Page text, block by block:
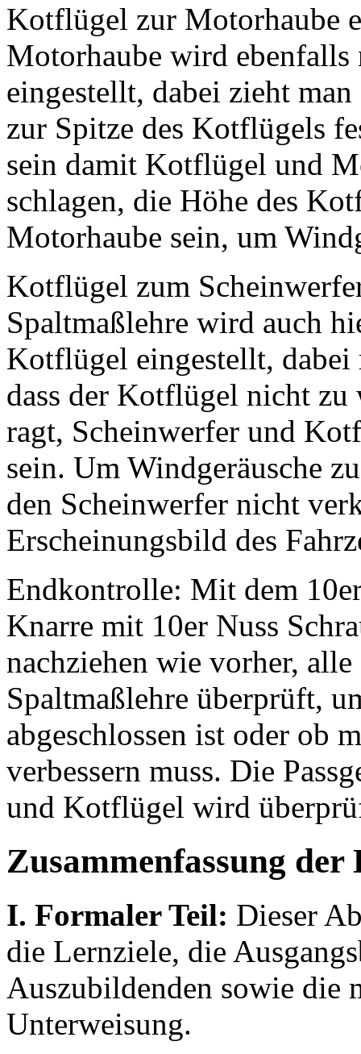
Kotflügel zur Motorhaube
Motorhaube wird
eingestellt, dabei zieht
zur Spitze des Kotflügels
sein damit Kotflügel und
schlagen, die Höhe des
Motorhaube sein, um
Kotflügel zum
Spaltmaßlehre wird auch
Kotflügel eingestellt, dabei
dass der Kotflügel nicht zu
ragt, Scheinwerfer und
sein. Um Windgeräusche
den Scheinwerfer nicht
Erscheinungsbild des
Endkontrolle: Mit dem
Knarre mit 10er Nuss
nachziehen wie vorher,
Spaltmaßlehre überprüft,
abgeschlossen ist oder ob
verbessern muss. Die
und Kotflügel wird
Zusammenfassung der
I. Formaler Teil: Dieser
die Lernziele, die
Auszubildenden sowie die
Unterweisung.